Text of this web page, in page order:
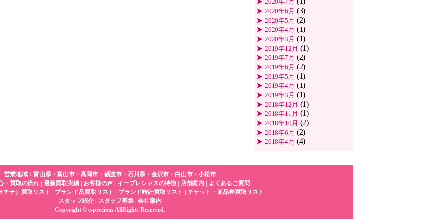
2020年7月
2020年6月 (3)
2020年5月 (2)
2020年4月 (1)
2020年3月 (1)
2019年12月 (1)
2019年7月 (2)
2019年6月 (2)
2019年5月 (1)
2019年4月 (1)
2019年3月 (1)
2018年12月 (1)
2018年11月 (1)
2018年10月 (2)
2018年6月 (2)
2018年4月 (4)
営業地域：富山県・富山市・高岡市・砺波市・石川県・金沢市・白山市・小松市
・買取の流れ 最新買取実績 お客様の声 イープレシャスの特徴 店舗案内
よくあるご質問
チナ）買取リスト
ブランド品買取リスト ブランド時計買取リスト
チケット・商品券買取リスト
スタッフ紹介
スタッフ募集
会社案内
Copyright © e-precious AllRights Reserved.